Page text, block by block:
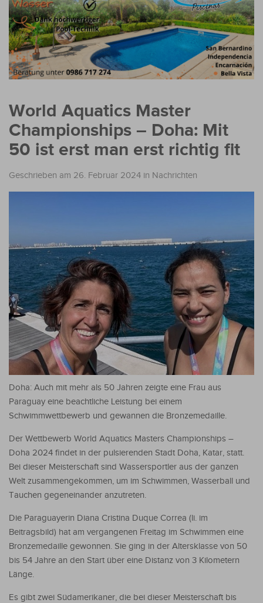
World Aquatics Master
Championships – Doha: Mit
50 ist erst man erst richtig fit
Geschrieben am 26. Februar 2024 in Nachrichten
Doha: Auch mit mehr als 50 Jahren zeigte eine Frau aus
Paraguay eine beachtliche Leistung bei einem
Schwimmwettbewerb und gewannen die Bronzemedaille.
Der Wettbewerb World Aquatics Masters Championships –
Doha 2024 findet in der pulsierenden Stadt Doha, Katar, statt.
Bei dieser Meisterschaft sind Wassersportler aus der ganzen
Welt zusammengekommen, um im Schwimmen, Wasserball und
Tauchen gegeneinander anzutreten.
Die Paraguayerin Diana Cristina Duque Correa (li. im
Beitragsbild) hat am vergangenen Freitag im Schwimmen eine
Bronzemedaille gewonnen. Sie ging in der Altersklasse von 50
bis 54 Jahre an den Start über eine Distanz von 3 Kilometern
Länge.
Es gibt zwei Südamerikaner, die bei dieser Meisterschaft bis